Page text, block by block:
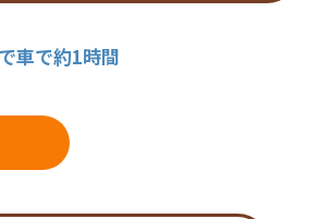
車で約1時間